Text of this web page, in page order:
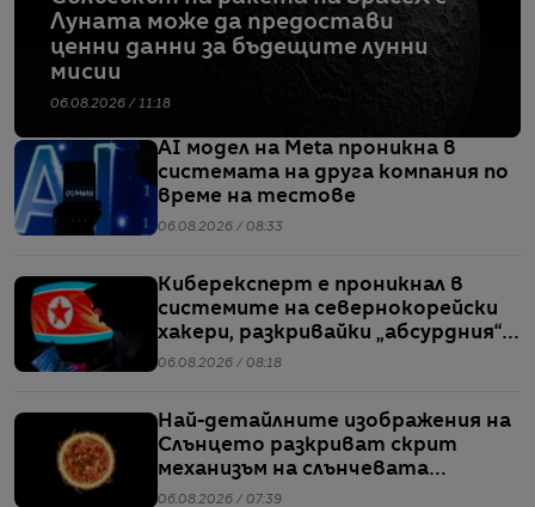
Луната може да предостави
ценни данни за бъдещите лунни
мисии
06.08.2026 / 11:18
AI модел на Meta проникна в
системата на друга компания по
време на тестове
06.08.2026 / 08:33
Киберексперт е проникнал в
системите на севернокорейски
хакери, разкривайки „абсурдния“
мащаб на атаките им
06.08.2026 / 08:18
Най-детайлните изображения на
Слънцето разкриват скрит
механизъм на слънчевата
активност
06.08.2026 / 07:39